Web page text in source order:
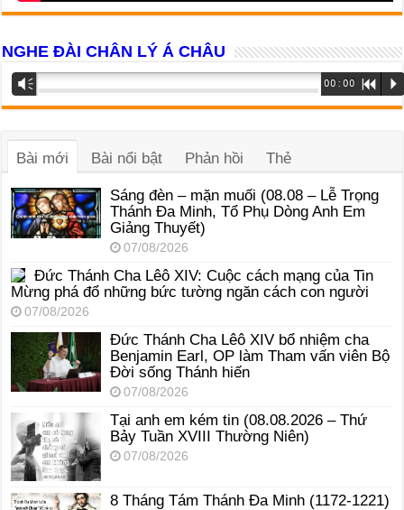
NGHE ĐÀI CHÂN LÝ Á CHÂU
Trình
phát
âm
Vm 00:00 R P
Bài mới Bài nổi bật Phản hồi Thẻ
Sáng đèn – mặn muối (08.08 – Lễ Trọng
Thánh Đa Minh, Tổ Phụ Dòng Anh Em
Giảng Thuyết)
07/08/2026
Đức Thánh Cha Lêô XIV: Cuộc cách mạng của Tin
Mừng phá đổ những bức tường ngăn cách con người
07/08/2026
Đức Thánh Cha Lêô XIV bổ nhiệm cha
Benjamin Earl, OP làm Tham vấn viên Bộ
Đời sống Thánh hiến
07/08/2026
Tại anh em kém tin (08.08.2026 – Thứ
Bảy Tuần XVIII Thường Niên)
07/08/2026
8 Tháng Tám Thánh Ða Minh (1172-1221)